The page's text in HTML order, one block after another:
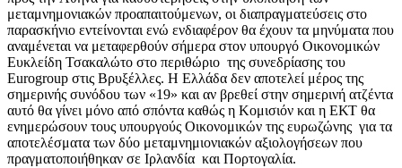
μεταμνημονιακών προαπαιτούμενων, οι διαπραγματεύσεις στο
παρασκήνιο εντείνονται ενώ ενδιαφέρον θα έχουν τα μηνύματα που
αναμένεται να μεταφερθούν σήμερα στον υπουργό Οικονομικών
Ευκλείδη Τσακαλώτο στο περιθώριο της συνεδρίασης του
Eurogroup στις Βρυξέλλες. Η Ελλάδα δεν αποτελεί μέρος της
σημερινής συνόδου των «19» και αν βρεθεί στην σημερινή ατζέντα
αυτό θα γίνει μόνο από σπόντα καθώς η Κομισιόν και η ΕΚΤ θα
ενημερώσουν τους υπουργούς Οικονομικών της ευρωζώνης για τα
αποτελέσματα των δύο μεταμνημιονιακών αξιολογήσεων που
πραγματοποιήθηκαν σε Ιρλανδία και Πορτογαλία.